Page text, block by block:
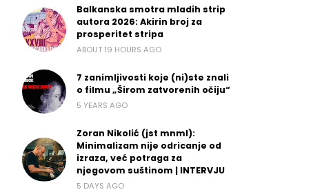
Balkanska smotra mladih strip
autora 2026: Akirin broj za
prosperitet stripa
ABOUT 19 HOURS AGO
7 zanimljivosti koje (ni)ste znali
o filmu „Širom zatvorenih očiju“
5 YEARS AGO
Zoran Nikolić (jst mnml):
Minimalizam nije odricanje od
izraza, već potraga za
njegovom suštinom | INTERVJU
5 DAYS AGO